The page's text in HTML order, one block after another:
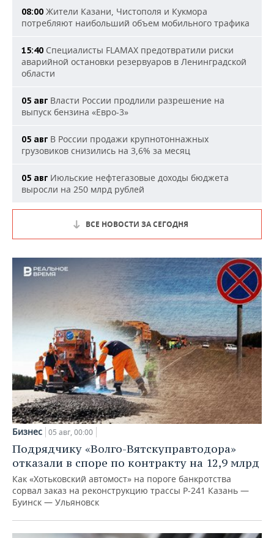
08:00 Жители Казани, Чистополя и Кукмора
потребляют наибольший объем мобильного трафика
15:40 Специалисты FLAMAX предотвратили риски
аварийной остановки резервуаров в Ленинградской
области
05 авг Власти России продлили разрешение на
выпуск бензина «Евро-3»
05 авг В России продажи крупнотоннажных
грузовиков снизились на 3,6% за месяц
05 авг Июльские нефтегазовые доходы бюджета
выросли на 250 млрд рублей
ВСЕ НОВОСТИ ЗА СЕГОДНЯ
Бизнес 05 авг, 00:00
Подрядчику «Волго-Вятскуправтодора»
отказали в споре по контракту на 12,9 млрд
Как «Хотьковский автомост» на пороге банкротства
сорвал заказ на реконструкцию трассы Р‑241 Казань —
Буинск — Ульяновск